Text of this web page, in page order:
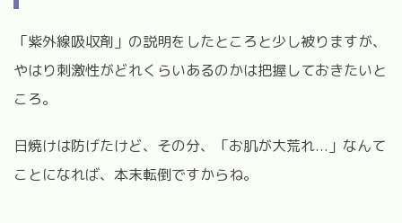
「紫外線吸収剤」の説明をしたところと少し被りますが、
やはり刺激性がどれくらいあるのかは把握しておきたいと
ころ。
日焼けは防げたけど、その分、「お肌が大荒れ...」なんて
ことになれば、本末転倒ですからね。